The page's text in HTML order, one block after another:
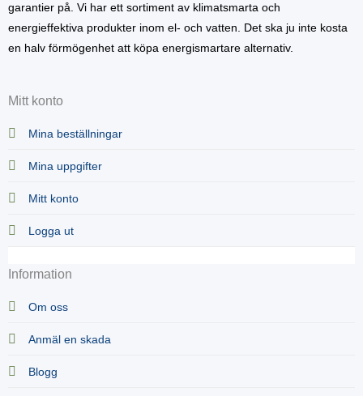
garantier på. Vi har ett sortiment av klimatsmarta och
energieffektiva produkter inom el- och vatten. Det ska ju inte kosta
en halv förmögenhet att köpa energismartare alternativ.
Mitt konto
Mina beställningar
Mina uppgifter
Mitt konto
Logga ut
Information
Om oss
Anmäl en skada
Blogg